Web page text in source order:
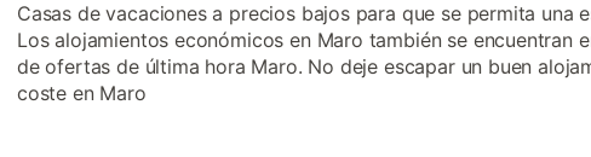
Casas de vacaciones a precios bajos para que se permita una
Los alojamientos económicos en Maro también se encuentran
de ofertas de última hora Maro. No deje escapar un buen
coste en Maro